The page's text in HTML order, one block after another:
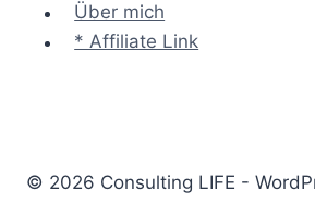
Über mich
* Affiliate Link
© 2026 Consulting LIFE -